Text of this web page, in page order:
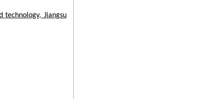
究生
文奖
technology, Jiangsu